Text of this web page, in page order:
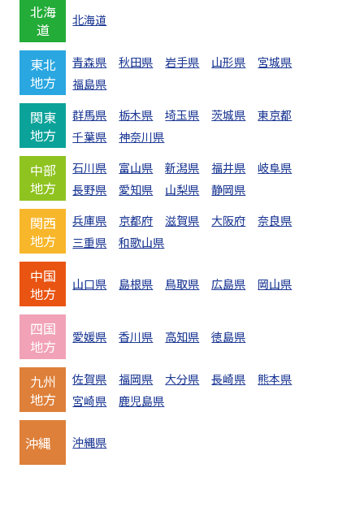
北海
道
北海道
東北
地方
青森県 秋田県 岩手県 山形県
宮城県
福島県
関東
地方
群馬県 栃木県 埼玉県 茨城県
東京都
千葉県
神奈川県
中部
地方
石川県 富山県 新潟県 福井県
岐阜県
長野県
愛知県 山梨県 静岡県
関西
地方
兵庫県 京都府 滋賀県 大阪府
奈良県
三重県
和歌山県
中国
地方
山口県 島根県 鳥取県 広島県 岡山県
四国
地方
愛媛県 香川県 高知県 徳島県
九州
地方
佐賀県 福岡県 大分県 長崎県
熊本県
宮崎県
鹿児島県
沖縄 沖縄県